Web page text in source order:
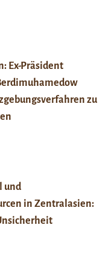
Ex-Präsident
zu
und
in Zentralasien: